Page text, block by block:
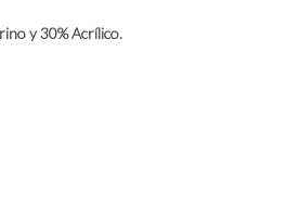
y 30% Acrílico.